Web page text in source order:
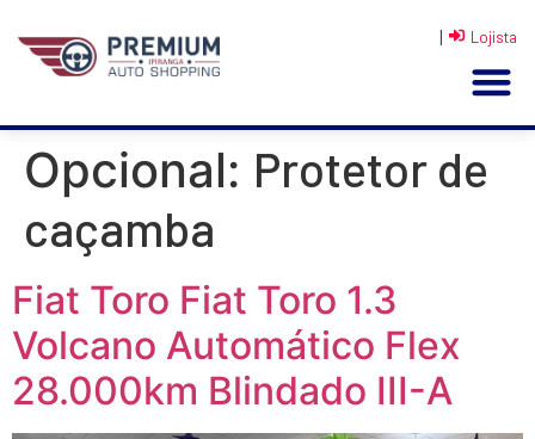
| Lojista
Opcional: Protetor de
caçamba
Fiat Toro Fiat Toro 1.3
Volcano Automático Flex
28.000km Blindado III-A